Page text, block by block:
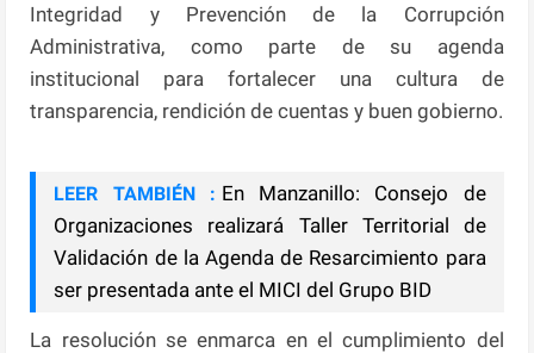
Integridad y Prevención de la Corrupción
Administrativa, como parte de su agenda
institucional para fortalecer una cultura de
transparencia, rendición de cuentas y buen gobierno.
LEER TAMBIÉN : En Manzanillo: Consejo de
Organizaciones realizará Taller Territorial de
Validación de la Agenda de Resarcimiento para
ser presentada ante el MICI del Grupo BID
La resolución se enmarca en el cumplimiento del